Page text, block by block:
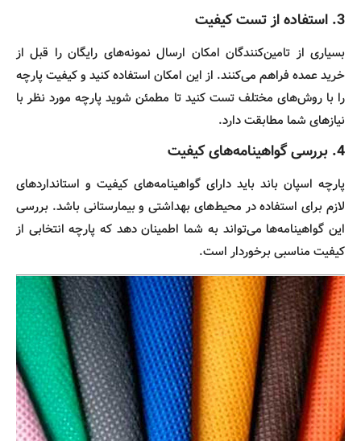
3. استفاده از تست کیفیت
بسیاری از تامین‌کنندگان امکان ارسال نمونه‌های رایگان را قبل از
خرید عمده فراهم می‌کنند. از این امکان استفاده کنید و کیفیت پارچه
را با روش‌های مختلف تست کنید تا مطمئن شوید پارچه مورد نظر با
نیازهای شما مطابقت دارد.
4. بررسی گواهینامه‌های کیفیت
پارچه اسپان باند باید دارای گواهینامه‌های کیفیت و استانداردهای
لازم برای استفاده در محیط‌های بهداشتی و بیمارستانی باشد. بررسی
این گواهینامه‌ها می‌تواند به شما اطمینان دهد که پارچه انتخابی از
کیفیت مناسبی برخوردار است.